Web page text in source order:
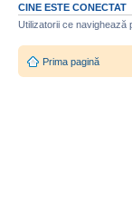
CINE ESTE CONECTAT
Utilizatorii ce navighează
Prima pagină